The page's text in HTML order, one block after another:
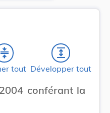
compress
tout
expand
Développer tout
conférant la